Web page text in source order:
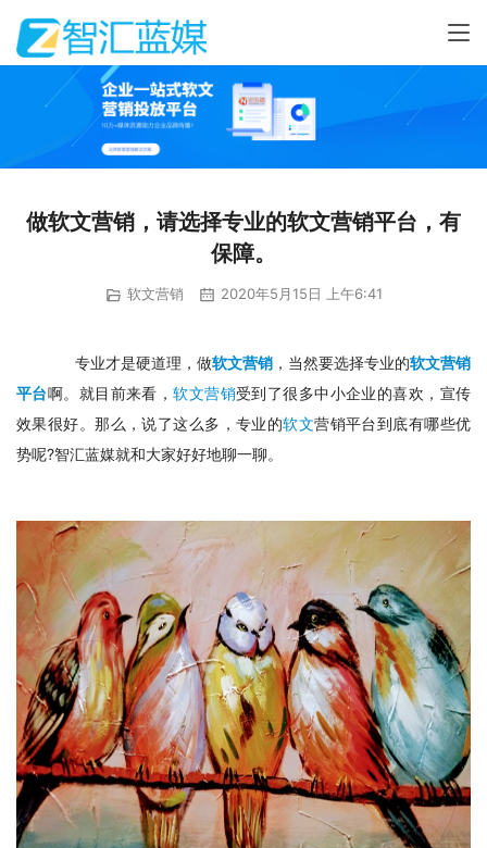
做软文营销，请选择专业的软文营销平台，有
保障。
软文营销 2020年5月15日 上午6:41
专业才是硬道理，做软文营销 ，当然要选择专业的软文营销
平台啊。就目前来看，软文营销受到了很多中小企业的喜欢，宣传
效果很好。那么，说了这么多，专业的软文营销平台到底有哪些优
势呢?智汇蓝媒就和大家好好地聊一聊。